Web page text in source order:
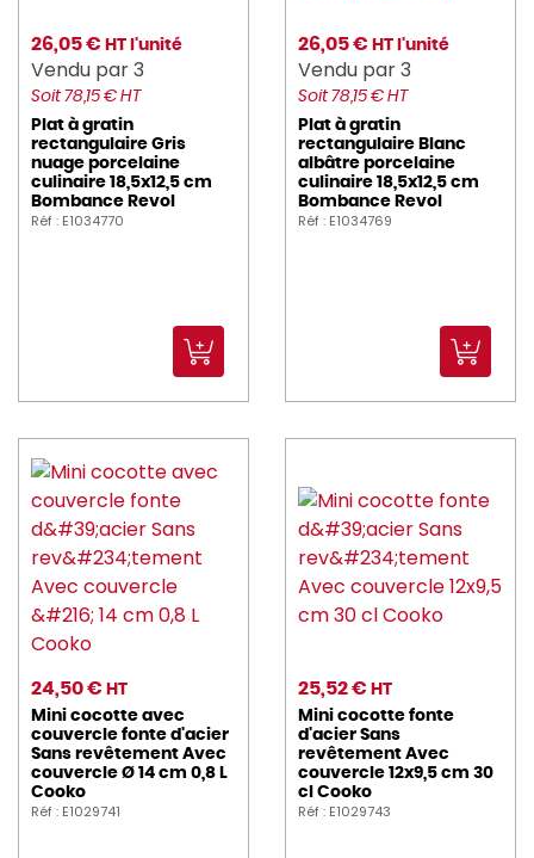
26,05 € HT l'unité
Vendu par 3
Soit 78,15 € HT
Plat à gratin
rectangulaire Gris
nuage porcelaine
culinaire 18,5x12,5 cm
Bombance Revol
Réf : E1034770
26,05 € HT l'unité
Vendu par 3
Soit 78,15 € HT
Plat à gratin
rectangulaire Blanc
albâtre porcelaine
culinaire 18,5x12,5 cm
Bombance Revol
Réf : E1034769
24,50 € HT
Mini cocotte avec
couvercle fonte d'acier
Sans revêtement Avec
couvercle Ø 14 cm 0,8 L
Cooko
Réf : E1029741
25,52 € HT
Mini cocotte fonte
d'acier Sans
revêtement Avec
couvercle 12x9,5 cm 30
cl Cooko
Réf : E1029743